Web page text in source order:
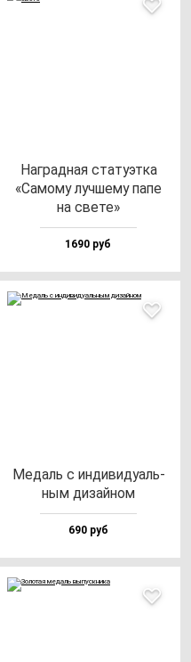
Наг­рад­ная ста­ту­эт­ка
«Само­му луч­ше­му па­пе
на све­те»
1690 руб
Медаль с ин­ди­ви­ду­аль­
ным ди­зай­ном
690 руб